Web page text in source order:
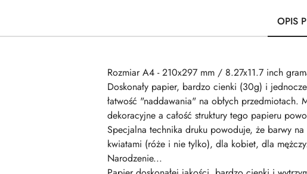
OPIS
Rozmiar A4 - 210x297 mm / 8.27x11.7 inch
Doskonały papier, bardzo cienki (30g) i
łatwość "naddawania" na obłych przedmiotach.
dekoracyjne a całość struktury tego papieru
Specjalna technika druku powoduje, że barwy
kwiatami (róże i nie tylko), dla kobiet, dla
Narodzenie...